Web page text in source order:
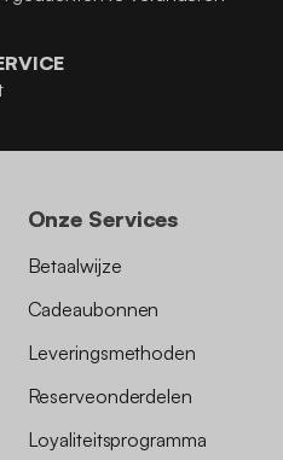
Onze Services
Betaalwijze
Cadeaubonnen
Leveringsmethoden
Reserveonderdelen
Loyaliteitsprogramma